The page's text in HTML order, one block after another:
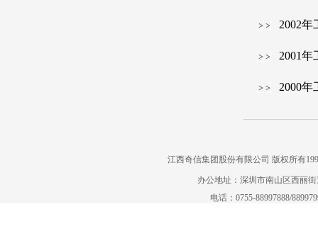
2002年
2001年
2000年
江西奇信集团股份有限公司 版权所有
办公地址：深圳市南山区西丽
电话：0755-88997888/